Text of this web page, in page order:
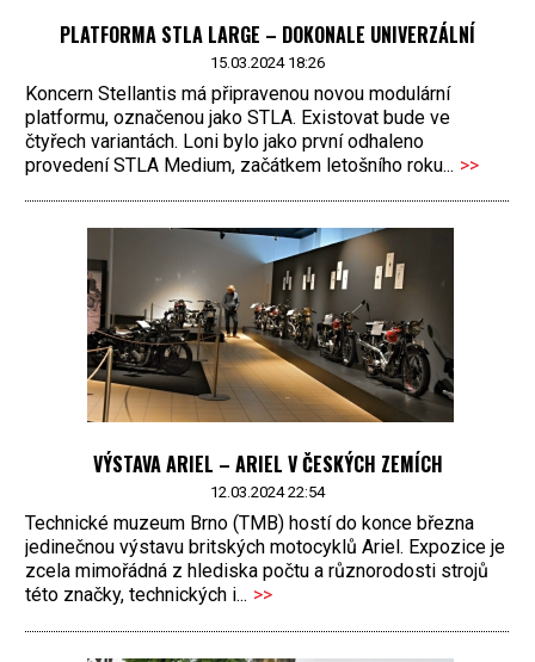
PLATFORMA STLA LARGE – DOKONALE UNIVERZÁLNÍ
15.03.2024 18:26
Koncern Stellantis má připravenou novou modulární
platformu, označenou jako STLA. Existovat bude ve
čtyřech variantách. Loni bylo jako první odhaleno
provedení STLA Medium, začátkem letošního roku... >>
VÝSTAVA ARIEL – ARIEL V ČESKÝCH ZEMÍCH
12.03.2024 22:54
Technické muzeum Brno (TMB) hostí do konce března
jedinečnou výstavu britských motocyklů Ariel. Expozice je
zcela mimořádná z hlediska počtu a různorodosti strojů
této značky, technických i... >>